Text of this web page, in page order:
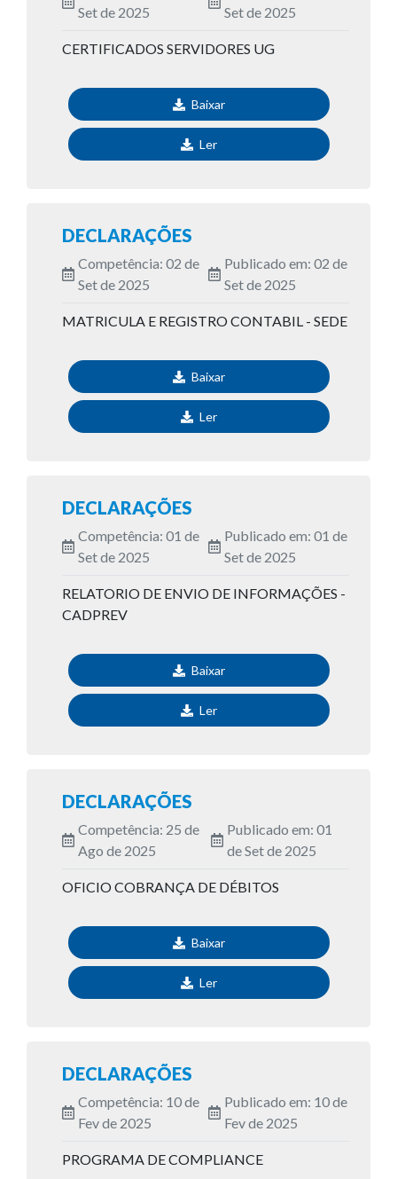
Set de 2025
Set de 2025
CERTIFICADOS SERVIDORES UG
Baixar
Ler
DECLARAÇÕES
Competência: 02 de
Set de 2025
Publicado em: 02 de
Set de 2025
MATRICULA E REGISTRO CONTABIL - SEDE
Baixar
Ler
DECLARAÇÕES
Competência: 01 de
Set de 2025
Publicado em: 01 de
Set de 2025
RELATORIO DE ENVIO DE INFORMAÇÕES -
CADPREV
Baixar
Ler
DECLARAÇÕES
Competência: 25 de
Ago de 2025
Publicado em: 01
de Set de 2025
OFICIO COBRANÇA DE DÉBITOS
Baixar
Ler
DECLARAÇÕES
Competência: 10 de
Fev de 2025
Publicado em: 10 de
Fev de 2025
PROGRAMA DE COMPLIANCE